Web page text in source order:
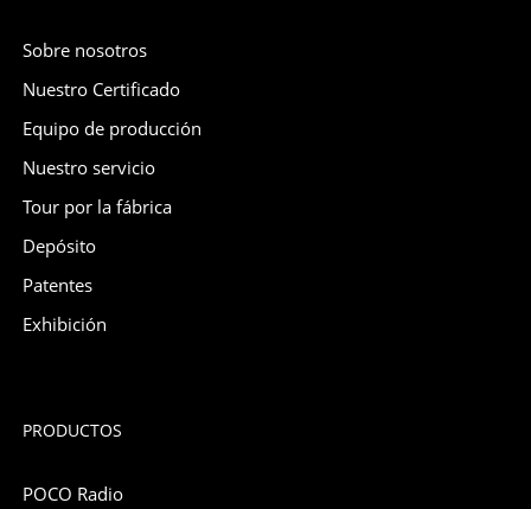
Sobre nosotros
Nuestro Certificado
Equipo de producción
Nuestro servicio
Tour por la fábrica
Depósito
Patentes
Exhibición
PRODUCTOS
POCO Radio